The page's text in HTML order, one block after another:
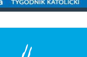
małoletnich